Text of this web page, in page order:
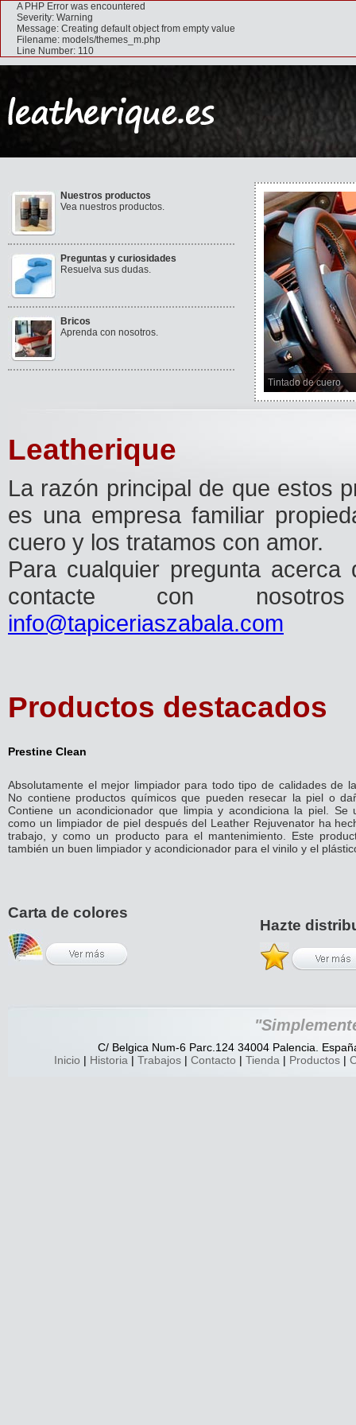
A PHP Error was encountered
Severity: Warning
Message: Creating default object from empty value
Filename: models/themes_m.php
Line Number: 110
Nuestros productos
Vea nuestros productos.
Preguntas y curiosidades
Resuelva sus dudas.
Bricos
Aprenda con nosotros.
Tintado de cuero
Leatherique
La razón principal de que estos
es una empresa familiar
cuero y los tratamos con amor.
Para cualquier pregunta
contacte con
info@tapiceriaszabala.com
Productos destacados
Prestine Clean
Absolutamente el mejor limpiador para todo tipo de calidades de
No contiene productos químicos que pueden resecar la piel o
Contiene un acondicionador que limpia y acondiciona la piel. Se
como un limpiador de piel después del Leather Rejuvenator ha
trabajo, y como un producto para el mantenimiento. Este
también un buen limpiador y acondicionador para el vinilo y el
Carta de colores
Hazte
C/ Belgica Num-6 Parc.124 34004 Palencia.
Inicio | Historia | Trabajos | Contacto | Tienda | Productos |